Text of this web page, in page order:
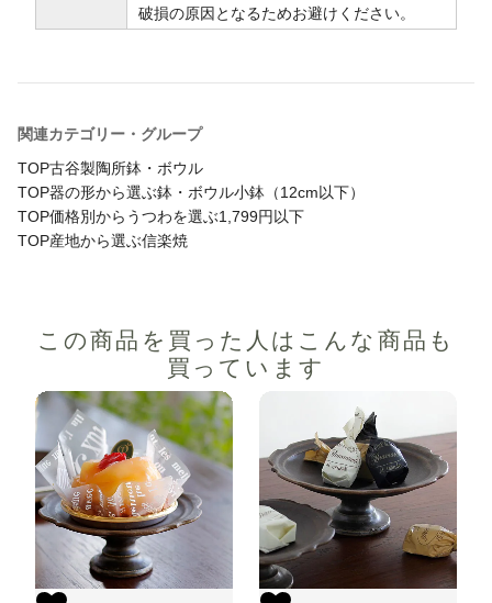
破損の原因となるためお避けください。
関連カテゴリー・グループ
TOP古谷製陶所鉢・ボウル
TOP器の形から選ぶ鉢・ボウル小鉢（12cm以下）
TOP価格別からうつわを選ぶ1,799円以下
TOP産地から選ぶ信楽焼
この商品を買った人は こんな商品も
買っています